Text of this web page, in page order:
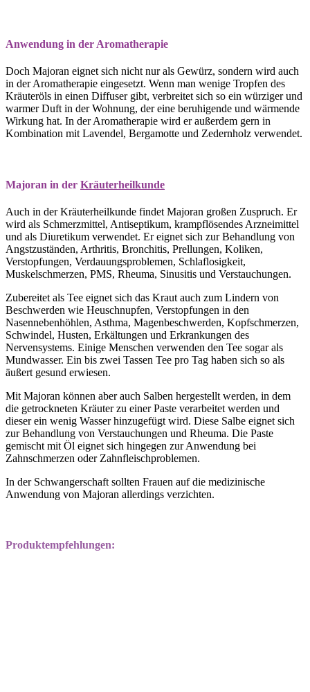
Anwendung in der Aromatherapie
Doch Majoran eignet sich nicht nur als Gewürz, sondern wird auch
in der Aromatherapie eingesetzt. Wenn man wenige Tropfen des
Kräuteröls in einen Diffuser gibt, verbreitet sich so ein würziger und
warmer Duft in der Wohnung, der eine beruhigende und wärmende
Wirkung hat. In der Aromatherapie wird er außerdem gern in
Kombination mit Lavendel, Bergamotte und Zedernholz verwendet.
Majoran in der Kräuterheilkunde
Auch in der Kräuterheilkunde findet Majoran großen Zuspruch. Er
wird als Schmerzmittel, Antiseptikum, krampflösendes Arzneimittel
und als Diuretikum verwendet. Er eignet sich zur Behandlung von
Angstzuständen, Arthritis, Bronchitis, Prellungen, Koliken,
Verstopfungen, Verdauungsproblemen, Schlaflosigkeit,
Muskelschmerzen, PMS, Rheuma, Sinusitis und Verstauchungen.
Zubereitet als Tee eignet sich das Kraut auch zum Lindern von
Beschwerden wie Heuschnupfen, Verstopfungen in den
Nasennebenhöhlen, Asthma, Magenbeschwerden, Kopfschmerzen,
Schwindel, Husten, Erkältungen und Erkrankungen des
Nervensystems. Einige Menschen verwenden den Tee sogar als
Mundwasser. Ein bis zwei Tassen Tee pro Tag haben sich so als
äußert gesund erwiesen.
Mit Majoran können aber auch Salben hergestellt werden, in dem
die getrockneten Kräuter zu einer Paste verarbeitet werden und
dieser ein wenig Wasser hinzugefügt wird. Diese Salbe eignet sich
zur Behandlung von Verstauchungen und Rheuma. Die Paste
gemischt mit Öl eignet sich hingegen zur Anwendung bei
Zahnschmerzen oder Zahnfleischproblemen.
In der Schwangerschaft sollten Frauen auf die medizinische
Anwendung von Majoran allerdings verzichten.
Produktempfehlungen: